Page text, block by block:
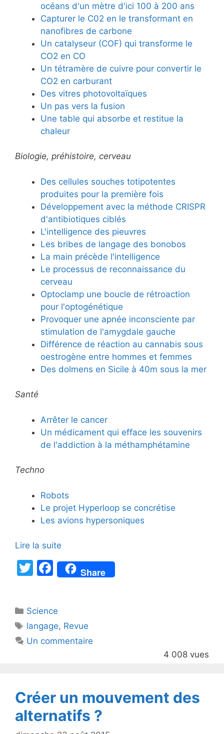
océans d'un mètre d'ici 100 à 200 ans
Capturer le C02 en le transformant en
nanofibres de carbone
Un catalyseur (COF) qui transforme le
CO2 en CO
Un tétramère de cuivre pour convertir le
CO2 en carburant
Des vitres photovoltaïques
Un pas vers la fusion
Une table qui absorbe et restitue la
chaleur
Biologie, préhistoire, cerveau
Des cellules souches totipotentes
produites pour la première fois
Développement avec la méthode CRISPR
d'antibiotiques ciblés
L'intelligence des pieuvres
Les bribes de langage des bonobos
La main précède l'intelligence
Le processus de reconnaissance du
cerveau
Optoclamp une boucle de rétroaction
pour l'optogénétique
Provoquer une apnée inconsciente par
stimulation de l'amygdale gauche
Différence de réaction au cannabis sous
oestrogène entre hommes et femmes
Des dolmens en Sicile à 40m sous la mer
Santé
Arrêter le cancer
Un médicament qui efface les souvenirs
de l'addiction à la méthamphétamine
Techno
Robots
Le projet Hyperloop se concrétise
Les avions hypersoniques
Lire la suite
T
er
F
a
e
b
o
Share
Catégories
Science
Étiquettes
langage, Revue
Un commentaire
4 008 vues
Créer un mouvement des
alternatifs ?